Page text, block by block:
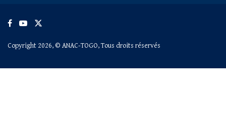
Copyright 2026, © ANAC-TOGO, Tous droits réservés